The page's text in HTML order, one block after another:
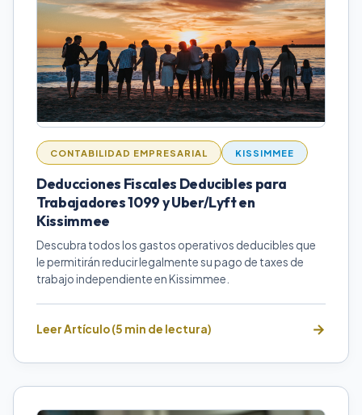
CONTABILIDAD EMPRESARIAL KISSIMMEE
Deducciones Fiscales Deducibles para
Trabajadores 1099 y Uber/Lyft en
Kissimmee
Descubra todos los gastos operativos deducibles que
le permitirán reducir legalmente su pago de taxes de
trabajo independiente en Kissimmee.
Leer Artículo (5 min de lectura)